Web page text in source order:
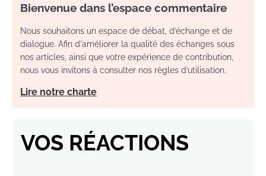
Bienvenue dans l’espace commentaire
Nous souhaitons un espace de débat, d’échange et de
dialogue. Afin d'améliorer la qualité des échanges sous
nos articles, ainsi que votre expérience de contribution,
nous vous invitons à consulter nos règles d’utilisation.
Lire notre charte
VOS RÉACTIONS